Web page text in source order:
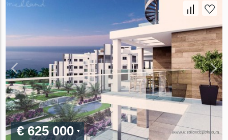
€ 625 000